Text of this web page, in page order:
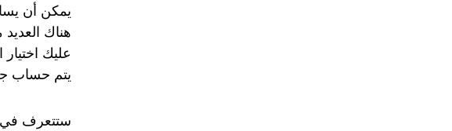
يمكن أن
هناك
عليك
يتم حساب